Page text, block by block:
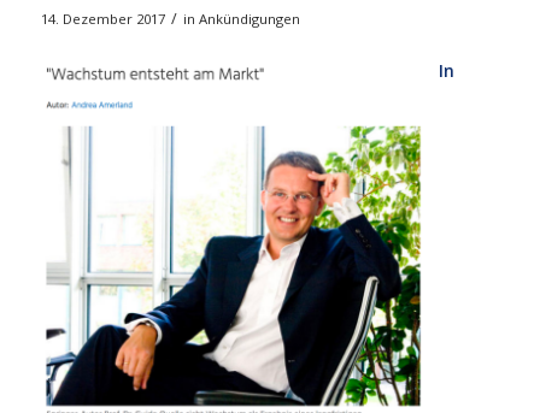
14. Dezember 2017 / in Ankündigungen
In